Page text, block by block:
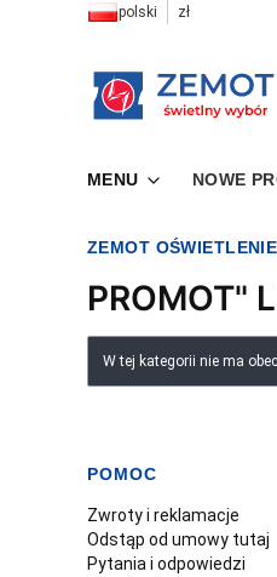
polski zł
MENU NOWE
ZEMOT
PROMOT"
Lista
W tej kategorii nie ma
Linki w stopce
POMOC
Zwroty i reklamacje
Odstąp od umowy tutaj
Pytania i odpowiedzi